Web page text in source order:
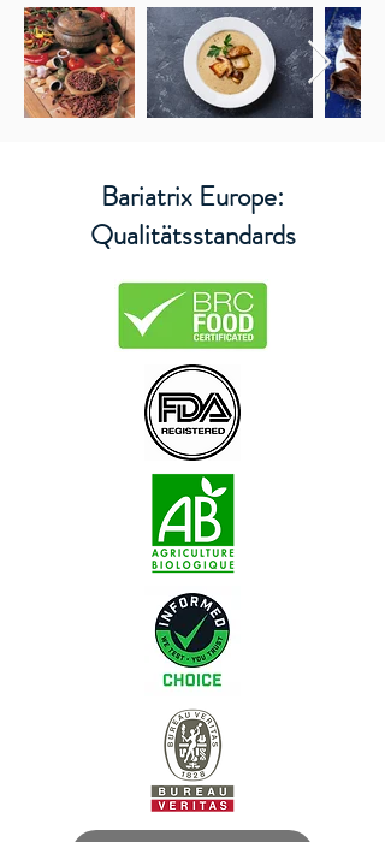
Bariatrix Europe:
Qualitätsstandards